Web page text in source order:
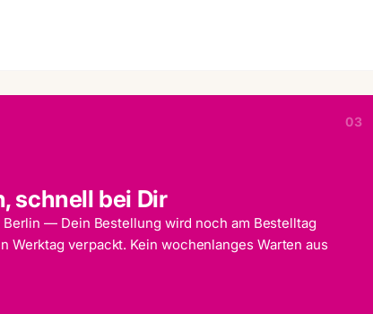
03
schnell bei Dir
Berlin — Dein Bestellung wird noch am Bestelltag
Werktag verpackt. Kein wochenlanges Warten aus